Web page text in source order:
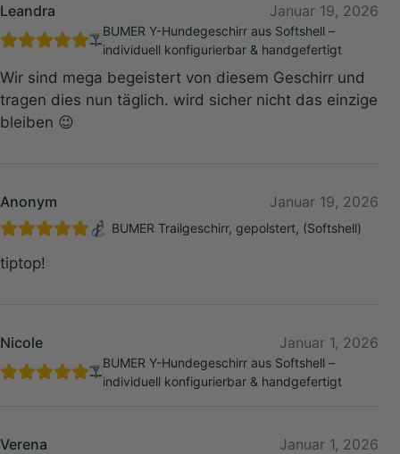
Leandra Januar 19, 2026
BUMER Y-Hundegeschirr aus Softshell –
individuell konfigurierbar & handgefertigt
Wir sind mega begeistert von diesem Geschirr und
tragen dies nun täglich. wird sicher nicht das einzige
bleiben 😉
Anonym Januar 19, 2026
BUMER Trailgeschirr, gepolstert, (Softshell)
tiptop!
Nicole Januar 1, 2026
BUMER Y-Hundegeschirr aus Softshell –
individuell konfigurierbar & handgefertigt
Verena Januar 1, 2026